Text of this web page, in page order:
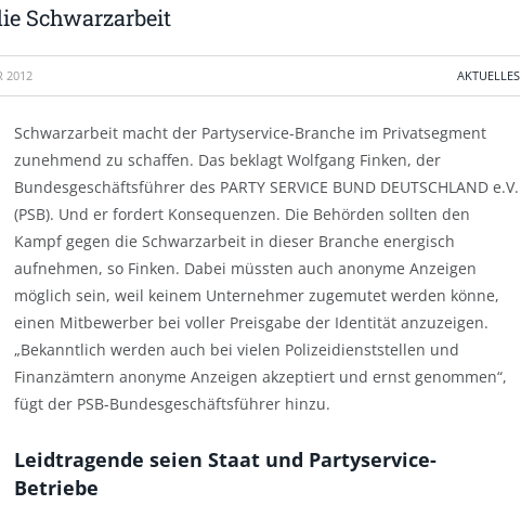
Schwarzarbeit
2012 AKTUELLES
Schwarzarbeit macht der Partyservice-Branche im Privatsegment
zunehmend zu schaffen. Das beklagt Wolfgang Finken, der
Bundesgeschäftsführer des PARTY SERVICE BUND DEUTSCHLAND e.V.
(PSB). Und er fordert Konsequenzen. Die Behörden sollten den
Kampf gegen die Schwarzarbeit in dieser Branche energisch
aufnehmen, so Finken. Dabei müssten auch anonyme Anzeigen
möglich sein, weil keinem Unternehmer zugemutet werden könne,
einen Mitbewerber bei voller Preisgabe der Identität anzuzeigen.
„Bekanntlich werden auch bei vielen Polizeidienststellen und
Finanzämtern anonyme Anzeigen akzeptiert und ernst genommen“,
fügt der PSB-Bundesgeschäftsführer hinzu.
Leidtragende seien Staat und Partyservice-
Betriebe